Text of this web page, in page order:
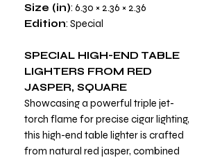
Size (in): 6.30 × 2.36 × 2.36
Edition: Special
SPECIAL HIGH-END TABLE
LIGHTERS FROM RED
JASPER, SQUARE
Showcasing a powerful triple jet-
torch flame for precise cigar lighting,
this high-end table lighter is crafted
from natural red jasper, combined